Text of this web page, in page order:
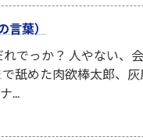
言葉）
でっか？ 人やない、
舐めた肉欲棒太郎、
...